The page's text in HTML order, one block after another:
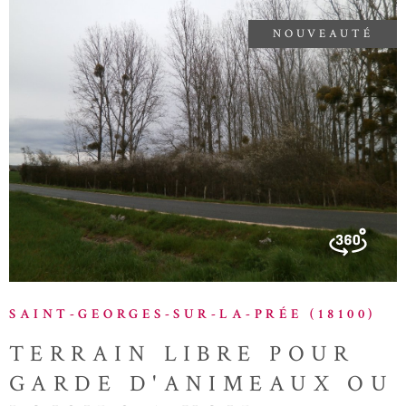
SAINT-GEORGES-SUR-LA-PRÉE (18100)
TERRAIN LIBRE POUR
GARDE D'ANIMEAUX OU
NOUVEAUTÉ
VOIR LE BIEN